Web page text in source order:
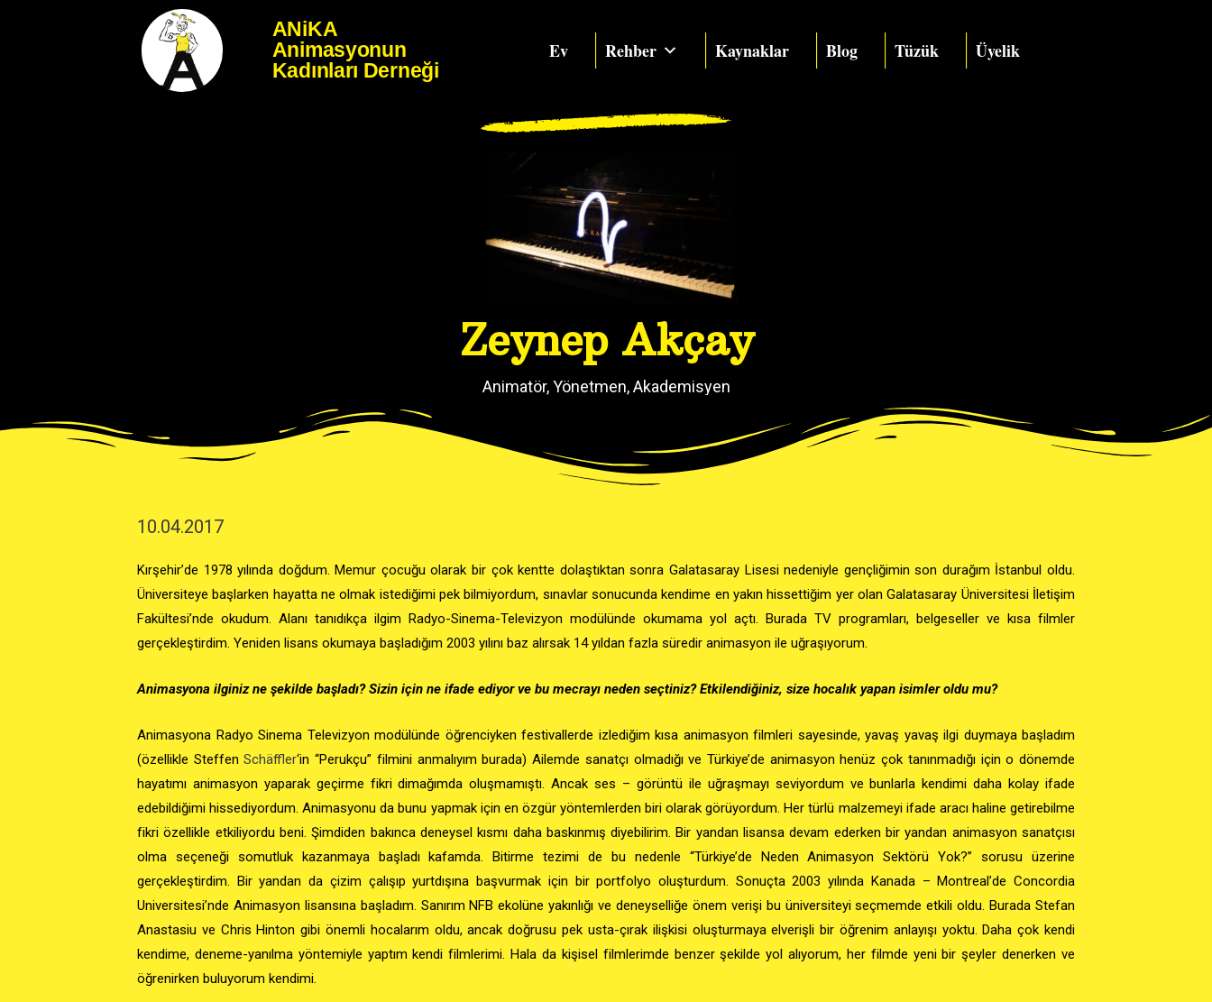
ANiKA
Animasyonun
Kadınları Derneği
Ev Rehber Kaynaklar Blog Tüzük Üyelik
Zeynep Akçay
Animatör, Yönetmen, Akademisyen
10.04.2017
Kırşehir’de 1978 yılında doğdum. Memur çocuğu olarak bir çok kentte dolaştıktan sonra Galatasaray Lisesi nedeniyle gençliğimin son durağım İstanbul oldu.
Üniversiteye başlarken hayatta ne olmak istediğimi pek bilmiyordum, sınavlar sonucunda kendime en yakın hissettiğim yer olanGalatasaray Üniversitesi İletişim
Fakültesi’nde okudum. Alanı tanıdıkça ilgim Radyo-Sinema-Televizyon modülünde okumama yol açtı. Burada TV programları, belgeseller ve kısa filmler
gerçekleştirdim. Yeniden lisans okumaya başladığım 2003 yılını baz alırsak 14 yıldan fazla süredir animasyon ile uğraşıyorum.
Animasyona ilginiz ne şekilde başladı? Sizin için ne ifade ediyor ve bu mecrayı neden seçtiniz? Etkilendiğiniz, size hocalık yapan isimler oldu mu?
Animasyona Radyo Sinema Televizyon modülünde öğrenciyken festivallerde izlediğim kısa animasyon filmleri sayesinde, yavaş yavaş ilgi duymaya başladım
(özellikle Steffen Schäffler‘in “Perukçu” filmini anmalıyım burada) Ailemde sanatçı olmadığı ve Türkiye’de animasyon henüz çok tanınmadığı için o dönemde
hayatımı animasyon yaparak geçirme fikri dimağımda oluşmamıştı. Ancak ses – görüntü ile uğraşmayı seviyordum ve bunlarla kendimi daha kolay ifade
edebildiğimi hissediyordum. Animasyonu da bunu yapmak için en özgüryöntemlerden biri olarak görüyordum. Her türlü malzemeyi ifade aracı haline getirebilme
fikri özellikle etkiliyordu beni. Şimdiden bakınca deneyselkısmı daha baskınmış diyebilirim. Bir yandan lisansa devam ederken bir yandan animasyon sanatçısı
olma seçeneği somutluk kazanmaya başladı kafamda.Bitirme tezimi de bu nedenle “Türkiye’de Neden Animasyon Sektörü Yok?” sorusu üzerine
gerçekleştirdim. Bir yandan da çizim çalışıp yurtdışına başvurmak için bir portfolyo oluşturdum. Sonuçta2003 yılında Kanada – Montreal’de Concordia
Universitesi’nde Animasyon lisansına başladım. Sanırım NFB ekolüne yakınlığı ve deneyselliğe önem verişi bu üniversiteyi seçmemde etkili oldu. Burada Stefan
Anastasiu ve Chris Hinton gibi önemli hocalarım oldu, ancak doğrusu pek usta-çırak ilişkisi oluşturmaya elverişli bir öğrenim anlayışı yoktu. Daha çok kendi
kendime, deneme-yanılma yöntemiyle yaptım kendi filmlerimi. Hala da kişisel filmlerimde benzer şekilde yol alıyorum, her filmde yeni bir şeyler denerken ve
öğrenirken buluyorum kendimi.